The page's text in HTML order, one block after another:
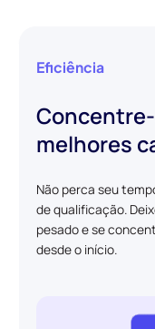
Eficiência
melhores
Não perca seu
de qualificação.
pesado e se
desde o início.